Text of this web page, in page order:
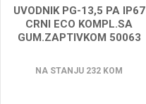
UVODNIK PG-13,5 PA IP67
CRNI ECO KOMPL.SA
GUM.ZAPTIVKOM 50063
NA STANJU 232 KOM